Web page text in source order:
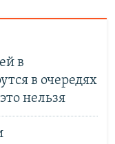
в
в очередях
нельзя